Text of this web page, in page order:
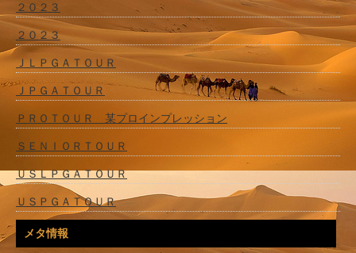
２０２３
２０２３
ＪＬＰＧＡＴＯＵＲ
ＪＰＧＡＴＯＵＲ
ＰＲＯＴＯＵＲ 某プロインプレッション
ＳＥＮＩＯＲＴＯＵＲ
ＵＳＬＰＧＡＴＯＵＲ
ＵＳＰＧＡＴＯＵＲ
メタ情報